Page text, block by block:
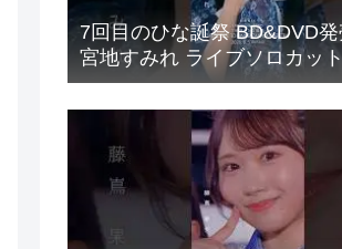
7回目のひな誕祭 BD&DVD
宮地すみれ ライブソロカッ
#日向坂46 #hinatazaka46 #